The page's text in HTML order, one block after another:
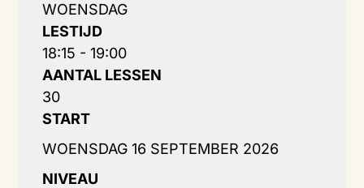
WOENSDAG
LESTIJD
18:15 - 19:00
AANTAL LESSEN
30
START
WOENSDAG 16 SEPTEMBER 2026
NIVEAU